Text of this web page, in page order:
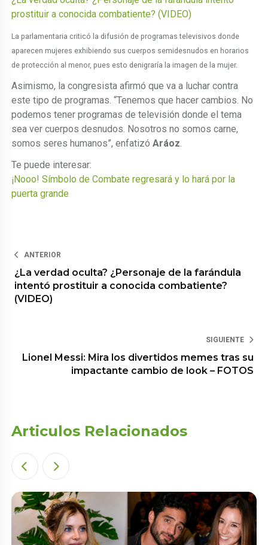
prostituir a conocida combatiente? (VIDEO)
La parlamentaria criticó la difusión de programas televisivos donde
aparecen mujeres exhibiendo sus cuerpos semidesnudos en horarios
de protección al menor, pues esto denigraría la imagen de la mujer.
Asimismo, la congresista afirmó que va a luchar contra
este tipo de programas. “Tenemos que hacer cambios. No
podemos tener programas de televisión donde el tema
sea ver cuerpos desnudos. Nosotros no somos carne,
somos seres humanos”, enfatizó Aráoz
Te puede interesar:
¡Nooo! Símbolo de Combate regresará y lo hará por la
puerta grande
ANTERIOR
¿La verdad oculta? ¿Personaje de la farándula
intentó prostituir a conocida combatiente?
(VIDEO)
SIGUIENTE
Lionel Messi: Mira los divertidos memes tras su
impactante cambio de look – FOTOS
Articulos Relacionados